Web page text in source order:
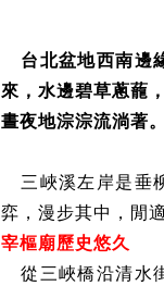
台北盆地西南邊
來，水邊碧草蔥蘢
晝夜地淙淙流淌著。
三峽溪左岸是垂
弈，漫步其中，閒
宰樞廟歷史悠久
從三峽橋沿清水